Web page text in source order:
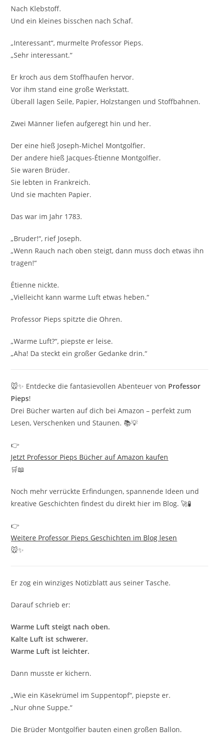
Nach Klebstoff.
Und ein kleines bisschen nach Schaf.
„Interessant“, murmelte Professor Pieps.
„Sehr interessant.“
Er kroch aus dem Stoffhaufen hervor.
Vor ihm stand eine große Werkstatt.
Überall lagen Seile, Papier, Holzstangen und Stoffbahnen.
Zwei Männer liefen aufgeregt hin und her.
Der eine hieß Joseph-Michel Montgolfier.
Der andere hieß Jacques-Étienne Montgolfier.
Sie waren Brüder.
Sie lebten in Frankreich.
Und sie machten Papier.
Das war im Jahr 1783.
„Bruder!“, rief Joseph.
„Wenn Rauch nach oben steigt, dann muss doch etwas ihn
tragen!“
Étienne nickte.
„Vielleicht kann warme Luft etwas heben.“
Professor Pieps spitzte die Ohren.
„Warme Luft?“, piepste er leise.
„Aha! Da steckt ein großer Gedanke drin.“
🐭✨ Entdecke die fantasievollen Abenteuer von Professor
Pieps!
Drei Bücher warten auf dich bei Amazon – perfekt zum
Lesen, Verschenken und Staunen. 📚💡
👉
Jetzt Professor Pieps Bücher auf Amazon kaufen
🛒📖
Noch mehr verrückte Erfindungen, spannende Ideen und
kreative Geschichten findest du direkt hier im Blog. 🚀🧪
👉
Weitere Professor Pieps Geschichten im Blog lesen
🐭✨
Er zog ein winziges Notizblatt aus seiner Tasche.
Darauf schrieb er:
Warme Luft steigt nach oben.
Kalte Luft ist schwerer.
Warme Luft ist leichter.
Dann musste er kichern.
„Wie ein Käsekrümel im Suppentopf“, piepste er.
„Nur ohne Suppe.“
Die Brüder Montgolfier bauten einen großen Ballon.